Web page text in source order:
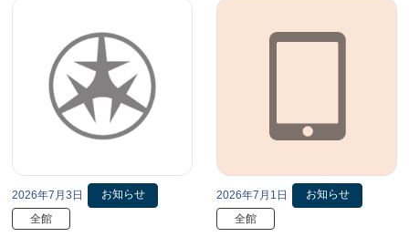
2026年7月3日
お知らせ
全館
2026年7月1日
お知らせ
全館